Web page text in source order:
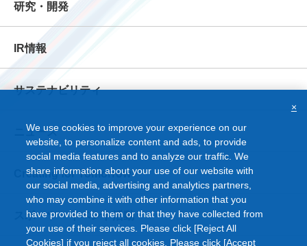
研究・開発
IR情報
サステナビリティ
ニュース
Creating for Tomorrow
スポーツ・イベント活動
We use cookies to improve your experience on our
website, to personalize content and ads, to provide
social media features and to analyze our traffic. We
share information about your use of our website with
our social media, advertising and analytics partners,
who may combine it with other information that you
have provided to them or that they have collected from
your use of their services. Please click [Reject All
Cookies] if you reject all cookies. Please click [Accept
×